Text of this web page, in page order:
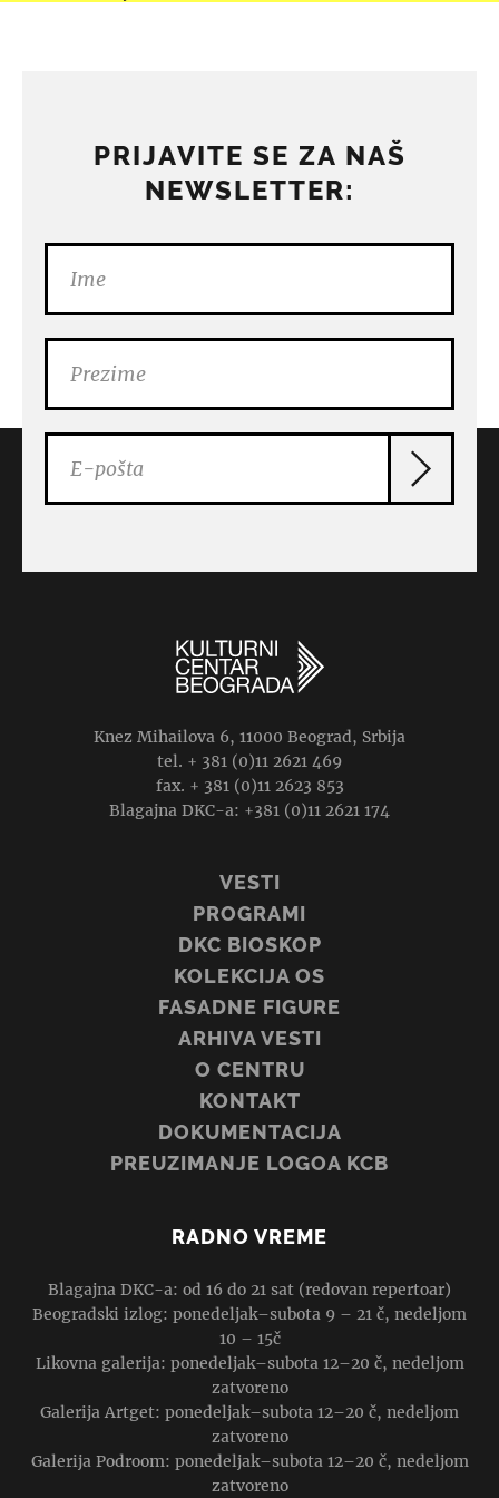
PRIJAVITE SE ZA NAŠ
NEWSLETTER:
Knez Mihailova 6, 11000 Beograd, Srbija
tel. + 381 (0)11 2621 469
fax. + 381 (0)11 2623 853
Blagajna DKC-a: +381 (0)11 2621 174
VESTI
PROGRAMI
DKC BIOSKOP
KOLEKCIJA OS
FASADNE FIGURE
ARHIVA VESTI
O CENTRU
KONTAKT
DOKUMENTACIJA
PREUZIMANJE LOGOA KCB
RADNO VREME
Blagajna DKC-a: od 16 do 21 sat (redovan repertoar)
Beogradski izlog: ponedeljak–subota 9 – 21 č, nedeljom
10 – 15č
Likovna galerija: ponedeljak–subota 12–20 č, nedeljom
zatvoreno
Galerija Artget: ponedeljak–subota 12–20 č, nedeljom
zatvoreno
Galerija Podroom: ponedeljak–subota 12–20 č, nedeljom
zatvoreno